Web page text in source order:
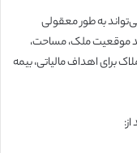
به طور معقولی
موقعیت ملک، مساحت،
برای اهداف مالیاتی، بیمه